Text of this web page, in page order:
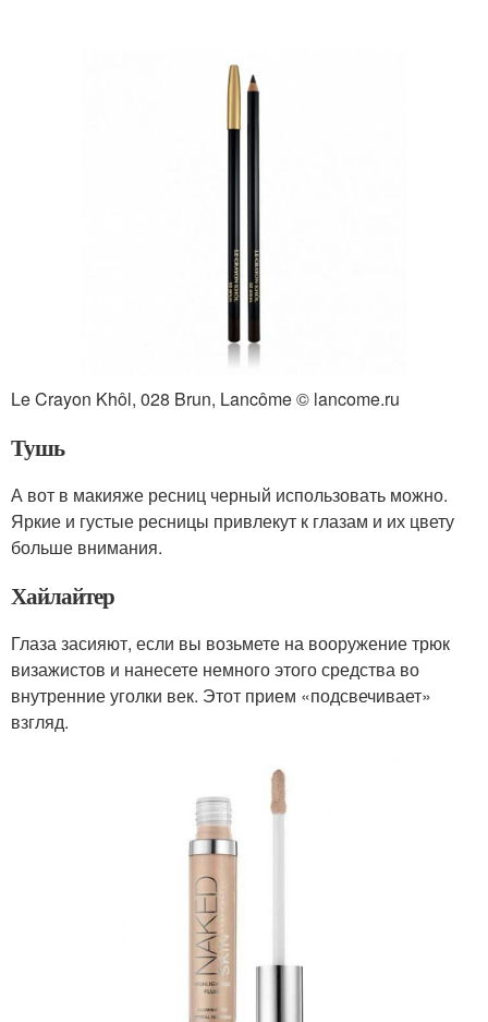
Le Crayon Khôl, 028 Brun, Lancôme © lancome.ru
Тушь
А вот в макияже ресниц черный использовать можно.
Яркие и густые ресницы привлекут к глазам и их цвету
больше внимания.
Хайлайтер
Глаза засияют, если вы возьмете на вооружение трюк
визажистов и нанесете немного этого средства во
внутренние уголки век. Этот прием «подсвечивает»
взгляд.